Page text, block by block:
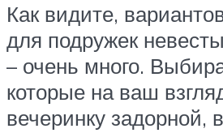
Как видите,
для подружек
– очень много.
которые на ваш
вечеринку задорной,